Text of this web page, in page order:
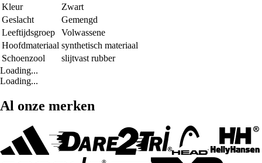
Kleur
Zwart
Geslacht
Gemengd
Leeftijdsgroep
Volwassene
Hoofdmateriaal synthetisch materiaal
Schoenzool
slijtvast rubber
Loading...
Loading...
Al onze merken